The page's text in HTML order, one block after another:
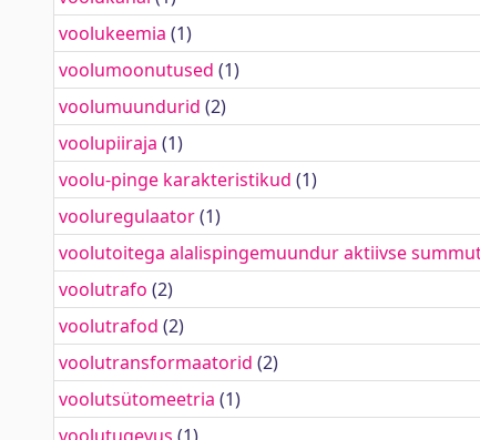
voolukeemia (1)
voolumoonutused (1)
voolumuundurid (2)
voolupiiraja (1)
voolu-pinge karakteristikud (1)
vooluregulaator(1)
voolutoitega alalispingemuundur aktiivse
voolutrafo (2)
voolutrafod (2)
voolutransformaatorid (2)
voolutsütomeetria (1)